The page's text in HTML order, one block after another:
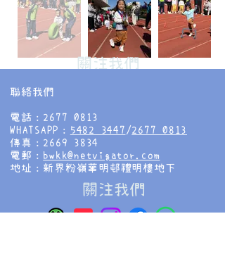
​關注我們
聯絡我們
電話：2677 0813
WHATSAPP： 5482 3447 /2677 0813
傳真：2669 3834
電郵： bwkk@netvigator.com
地址：新界粉嶺華明邨禮明樓地下
​關注我們